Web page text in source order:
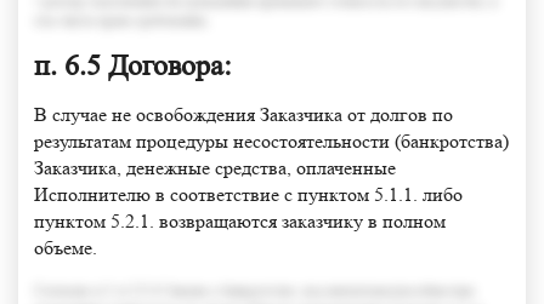
п. 6.5 Договора:
В случае не освобождения Заказчика от долгов по
результатам процедуры несостоятельности (банкротства)
Заказчика, денежные средства, оплаченные
Исполнителю в соответствие с пунктом 5.1.1. либо
пунктом 5.2.1. возвращаются заказчику в полном
объеме.